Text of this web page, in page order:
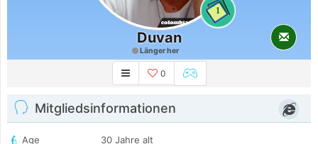
1
Duvan
Länger her
0
Mitgliedsinformationen
Age
30 Jahre alt